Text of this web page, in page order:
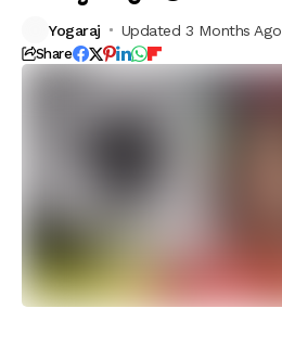
Yogaraj Updated 3 Months Ago
Share